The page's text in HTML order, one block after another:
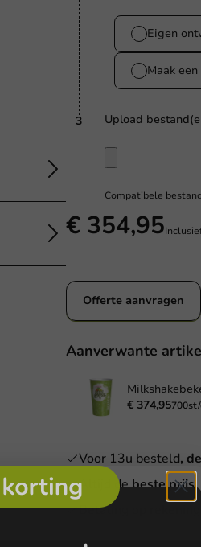
Eigen
Maak
3 Upload
Compatibele
€ 354,95
Offerte aanvragen
Aanverwante
€ 374,95
Voor 13u besteld,
Altijd debeste prijs
Betaling op